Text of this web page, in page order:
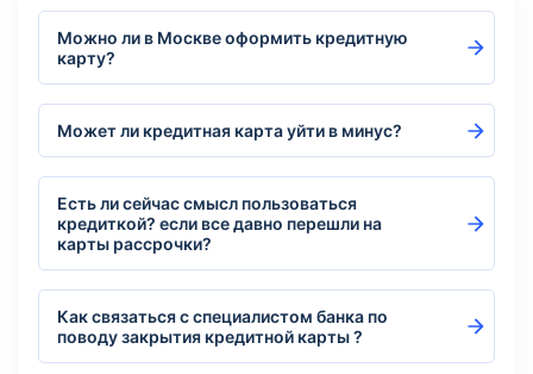
Можно ли в Москве оформить кредитную
карту?
Может ли кредитная карта уйти в минус?
Есть ли сейчас смысл пользоваться
кредиткой? если все давно перешли на
карты рассрочки?
Как связаться с специалистом банка по
поводу закрытия кредитной карты ?